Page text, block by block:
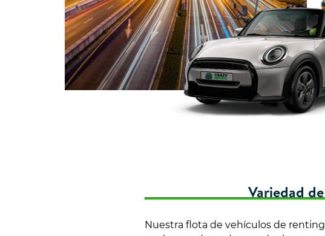
Variedad
Nuestra flota de vehículos de